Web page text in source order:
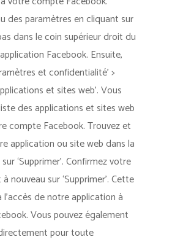
des paramètres en cliquant sur
dans le coin supérieur droit du
Facebook. Ensuite,
et confidentialité’ >
et sites web’. Vous
des applications et sites web
compte Facebook. Trouvez et
application ou site web dans la
‘Supprimer’. Confirmez votre
nouveau sur ‘Supprimer’. Cette
de notre application à
Vous pouvez également
pour toute